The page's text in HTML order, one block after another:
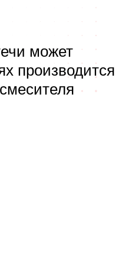
может
производится